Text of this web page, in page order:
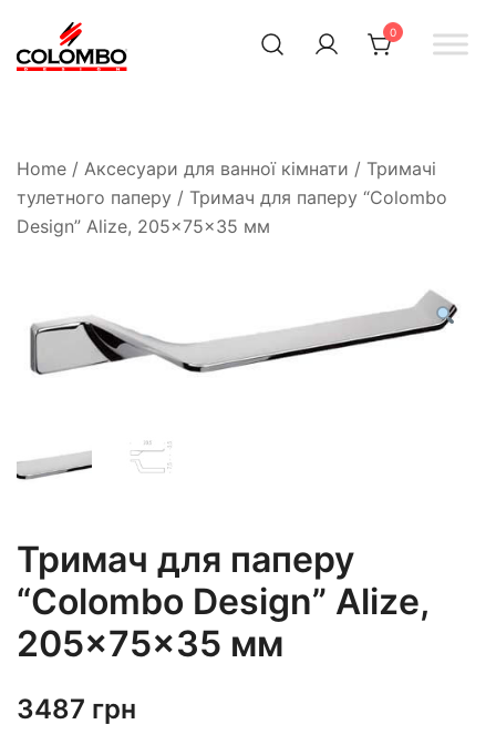
0
Home / Аксесуари для ванної кімнати / Тримачі
тулетного паперу / Тримач для паперу “Colombo
Design” Alize, 205×75×35 мм
Тримач для паперу
“Colombo Design” Alize,
205×75×35 мм
3487 грн